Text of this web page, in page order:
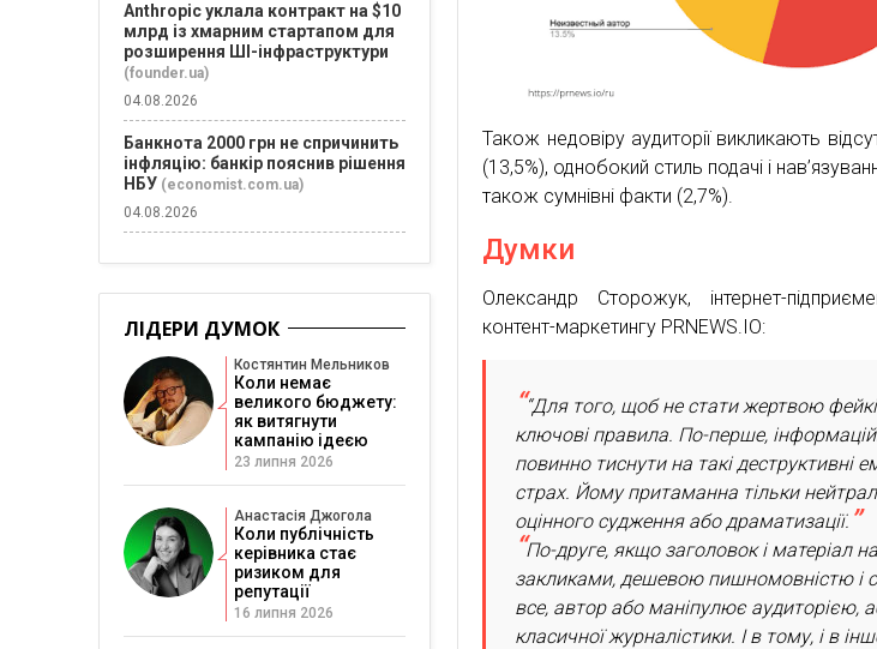
Також недовіру аудиторії викликають
(13,5%), однобокий стиль подачі і
також сумнівні факти (2,7%).
Думки
Олександр Сторожук, інтернет-
контент-маркетингу PRNEWS.IO:
“Для того, щоб не стати жертвою
ключові правила. По-перше,
повинно тиснути на такі деструктивні
страх. Йому притаманна тільки
оцінного судження або драматизації.
По-друге, якщо заголовок і матеріал
закликами, дешевою пишномовністю і
все, автор або маніпулює аудиторією,
класичної журналістики. І в тому, і в
Anthropic уклала контракт на $10
млрд із хмарним стартапом для
розширення ШІ-інфраструктури
(founder.ua)
04.08.2026
Банкнота 2000 грн не спричинить
інфляцію: банкір пояснив рішення
НБУ (economist.com.ua)
04.08.2026
ЛІДЕРИ ДУМОК
Костянтин Мельников
Коли немає
великого бюджету:
як витягнути
кампанію ідеєю
23 липня 2026
Анастасія Джогола
Коли публічність
керівника стає
ризиком для
репутації
16 липня 2026